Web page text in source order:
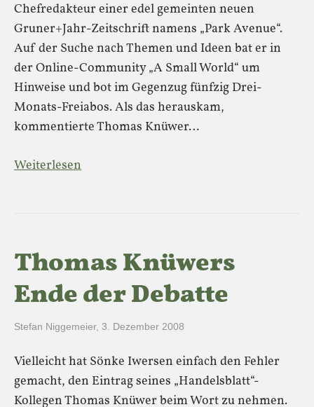
Chefredakteur einer edel gemeinten neuen
Gruner+Jahr-Zeitschrift namens „Park Avenue“.
Auf der Suche nach Themen und Ideen bat er in
der Online-Community „A Small World“ um
Hinweise und bot im Gegenzug fünfzig Drei-
Monats-Freiabos. Als das herauskam,
kommentierte Thomas Knüwer…
Weiterlesen
Thomas Knüwers
Ende der Debatte
Stefan Niggemeier, 3. Dezember 2008
Vielleicht hat Sönke Iwersen einfach den Fehler
gemacht, den Eintrag seines „Handelsblatt“-
Kollegen Thomas Knüwer beim Wort zu nehmen.